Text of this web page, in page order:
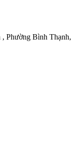
Phường Bình Thạnh,